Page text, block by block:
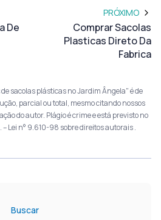
De
PRÓXIMO
Comprar Sacolas
Plasticas Direto Da
Fabrica
sacolas plásticas no Jardim Ângela" é de
parcial ou total, mesmo citando nossos
do autor. Plágio é crime e está previsto no
–Lei n° 9.610-98 sobre direitos autorais.
Buscar